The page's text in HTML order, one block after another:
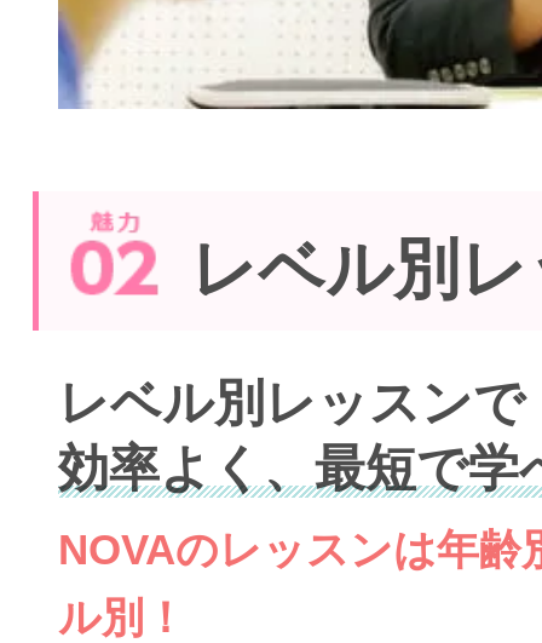
レベル別
レベル別レッスンで
効率よく、最短で学
NOVAのレッスンは年齢
ル別！